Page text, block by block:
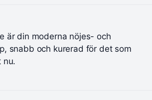
är din moderna nöjes- och
snabb och kurerad för det som
nu.